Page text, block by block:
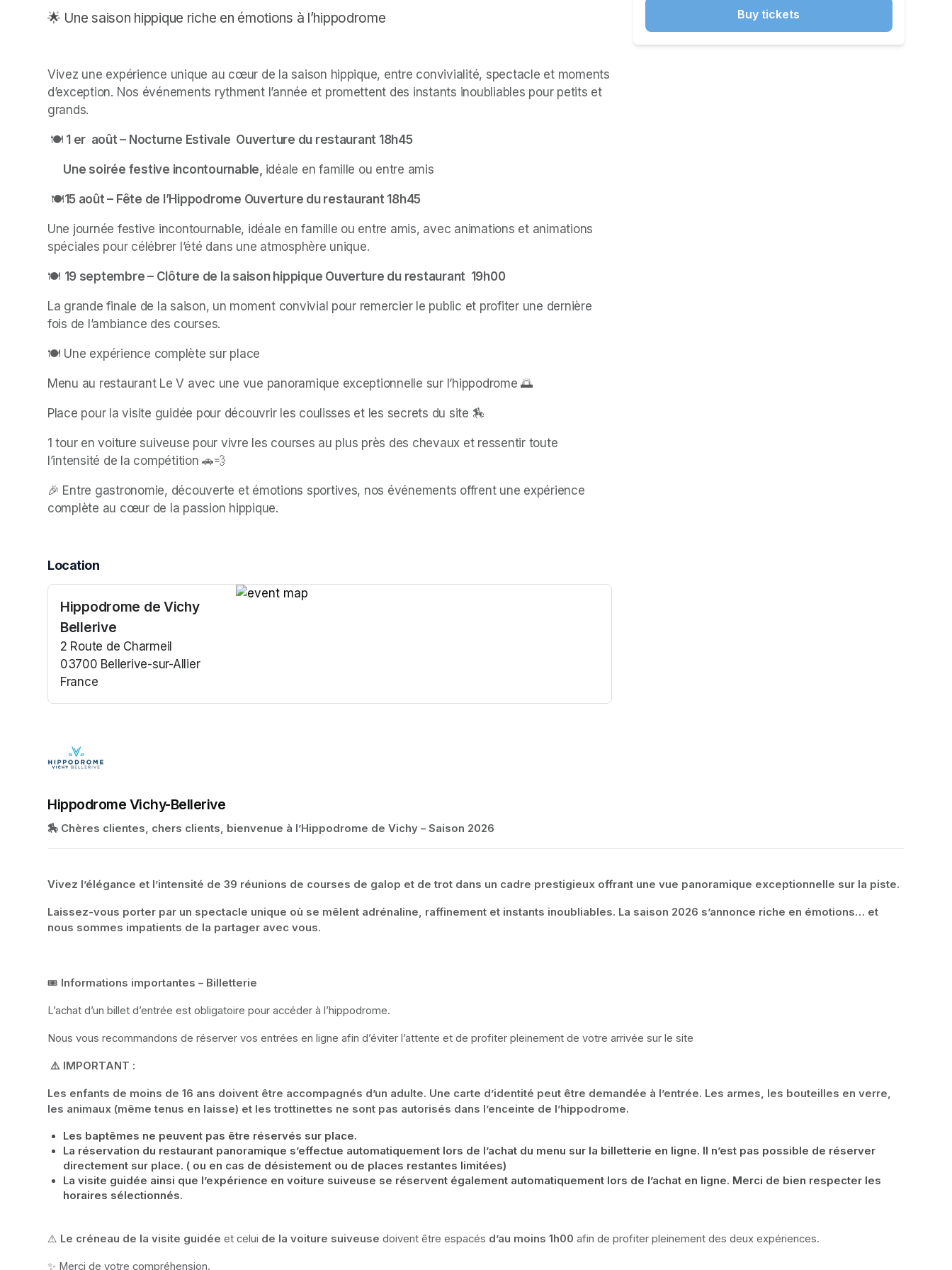
🌟 Une saison hippique riche en émotions à l’hippodrome
Vivez une expérience unique au cœur de la saison hippique, entre convivialité, spectacle et moments
d’exception. Nos événements rythment l’année et promettent des instants inoubliables pour petits et
grands.
🍽️ 1 er  août – Nocturne Estivale  Ouverture du restaurant 18h45
      Une soirée festive incontournable,
idéale en famille ou entre amis
🍽️15 août – Fête de l’Hippodrome Ouverture du restaurant 18h45
Une journée festive incontournable, idéale en famille ou entre amis, avec animations et animations
spéciales pour célébrer l’été dans une atmosphère unique.
🍽️ 19 septembre – Clôture de la saison hippique Ouverture du restaurant  19h00
La grande finale de la saison, un moment convivial pour remercier le public et profiter une dernière
fois de l’ambiance des courses.
🍽️ Une expérience complète sur place
Menu au restaurant Le V avec une vue panoramique exceptionnelle sur l’hippodrome 🌅
Place pour la visite guidée pour découvrir les coulisses et les secrets du site 🏇
1 tour en voiture suiveuse pour vivre les courses au plus près des chevaux et ressentir toute
l’intensité de la compétition 🚗💨
🎉 Entre gastronomie, découverte et émotions sportives, nos événements offrent une expérience
complète au cœur de la passion hippique.
Location
Hippodrome de Vichy
Bellerive
2 Route de Charmeil
03700 Bellerive-sur-Allier
France
(opens in a new tab)
Buy tickets
Hippodrome Vichy-Bellerive
🏇 Chères clientes, chers clients, bienvenue à l’Hippodrome de Vichy – Saison 2026
Vivez l’élégance et l’intensité de 39 réunions de courses de galop et de trot dans un cadre prestigieux offrant une vue panoramique exceptionnelle sur la piste.
Laissez-vous porter par un spectacle unique où se mêlent adrénaline, raffinement et instants inoubliables. La saison 2026 s’annonce riche en émotions… et
nous sommes impatients de la partager avec vous.
🎟️ Informations importantes – Billetterie
L’achat d’un billet d’entrée est obligatoire pour accéder à l’hippodrome.
Nous vous recommandons de réserver vos entrées en ligne afin d’éviter l’attente et de profiter pleinement de votre arrivée sur le site
⚠️ IMPORTANT :
Les enfants de moins de 16 ans doivent être accompagnés d’un adulte. Une carte d’identité peut être demandée à l’entrée. Les armes, les bouteilles en verre,
les animaux (même tenus en laisse) et les trottinettes ne sont pas autorisés dans l’enceinte de l’hippodrome.
Les baptêmes ne peuvent pas être réservés sur place.
La réservation du restaurant panoramique s’effectue automatiquement lors de l’achat du menu sur la billetterie en ligne. Il n’est pas possible de réserver
directement sur place. ( ou en cas de désistement ou de places restantes limitées)
La visite guidée ainsi que l’expérience en voiture suiveuse se réservent également automatiquement lors de l’achat en ligne. Merci de bien respecter les
horaires sélectionnés.
⚠️ Le créneau de la visite guidée et celui de la voiture suiveuse doivent être espacés d’au moins 1h00 afin de profiter pleinement des deux expériences.
✨ Merci de votre compréhension.